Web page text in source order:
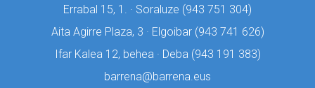
Errabal 15, 1. · Soraluze (943 751 304)
Aita Agirre Plaza, 3 · Elgoibar (943 741 626)
Ifar Kalea 12, behea · Deba (943 191 383)
barrena@barrena.eus